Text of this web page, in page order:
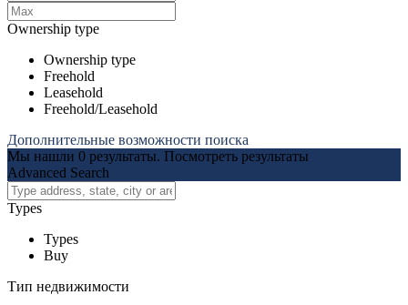
Ownership type
Ownership type
Freehold
Leasehold
Freehold/Leasehold
Дополнительные возможности поиска
Мы нашли 0 результаты. Посмотреть результаты
Advanced Search
Types
Types
Buy
Тип недвижимости